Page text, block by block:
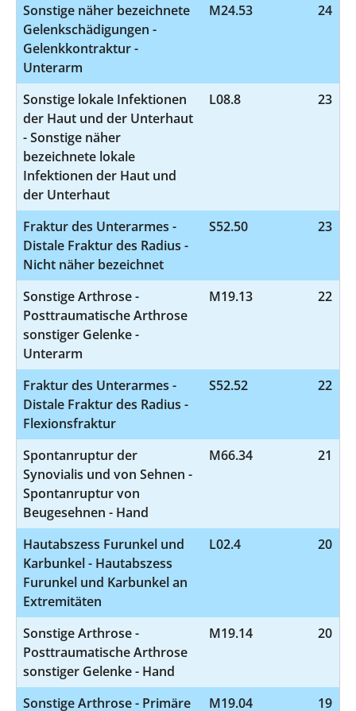
Sonstige näher bezeichnete
Gelenkschädigungen -
Gelenkkontraktur -
Unterarm
M24.53 24
Sonstige lokale Infektionen
der Haut und der Unterhaut
- Sonstige näher
bezeichnete lokale
Infektionen der Haut und
der Unterhaut
L08.8 23
Fraktur des Unterarmes -
Distale Fraktur des Radius -
Nicht näher bezeichnet
S52.50 23
Sonstige Arthrose -
Posttraumatische Arthrose
sonstiger Gelenke -
Unterarm
M19.13 22
Fraktur des Unterarmes -
Distale Fraktur des Radius -
Flexionsfraktur
S52.52 22
Spontanruptur der
Synovialis und von Sehnen -
Spontanruptur von
Beugesehnen - Hand
M66.34 21
Hautabszess Furunkel und
Karbunkel - Hautabszess
Furunkel und Karbunkel an
Extremitäten
L02.4 20
Sonstige Arthrose -
Posttraumatische Arthrose
sonstiger Gelenke - Hand
M19.14 20
Sonstige Arthrose - Primäre M19.04 19